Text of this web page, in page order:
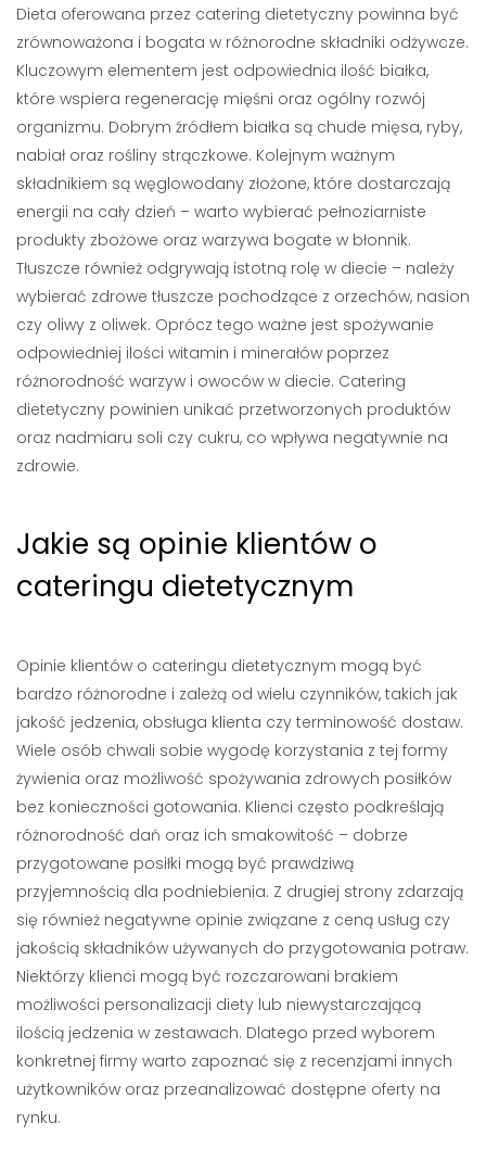
Dieta oferowana przez catering dietetyczny powinna być
zrównoważona i bogata w różnorodne składniki odżywcze.
Kluczowym elementem jest odpowiednia ilość białka,
które wspiera regenerację mięśni oraz ogólny rozwój
organizmu. Dobrym źródłem białka są chude mięsa, ryby,
nabiał oraz rośliny strączkowe. Kolejnym ważnym
składnikiem są węglowodany złożone, które dostarczają
energii na cały dzień – warto wybierać pełnoziarniste
produkty zbożowe oraz warzywa bogate w błonnik.
Tłuszcze również odgrywają istotną rolę w diecie – należy
wybierać zdrowe tłuszcze pochodzące z orzechów, nasion
czy oliwy z oliwek. Oprócz tego ważne jest spożywanie
odpowiedniej ilości witamin i minerałów poprzez
różnorodność warzyw i owoców w diecie. Catering
dietetyczny powinien unikać przetworzonych produktów
oraz nadmiaru soli czy cukru, co wpływa negatywnie na
zdrowie.
Jakie są opinie klientów o
cateringu dietetycznym
Opinie klientów o cateringu dietetycznym mogą być
bardzo różnorodne i zależą od wielu czynników, takich jak
jakość jedzenia, obsługa klienta czy terminowość dostaw.
Wiele osób chwali sobie wygodę korzystania z tej formy
żywienia oraz możliwość spożywania zdrowych posiłków
bez konieczności gotowania. Klienci często podkreślają
różnorodność dań oraz ich smakowitość – dobrze
przygotowane posiłki mogą być prawdziwą
przyjemnością dla podniebienia. Z drugiej strony zdarzają
się również negatywne opinie związane z ceną usług czy
jakością składników używanych do przygotowania potraw.
Niektórzy klienci mogą być rozczarowani brakiem
możliwości personalizacji diety lub niewystarczającą
ilością jedzenia w zestawach. Dlatego przed wyborem
konkretnej firmy warto zapoznać się z recenzjami innych
użytkowników oraz przeanalizować dostępne oferty na
rynku.